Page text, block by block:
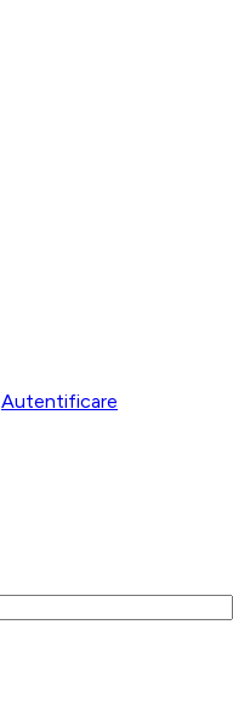
Autentificare